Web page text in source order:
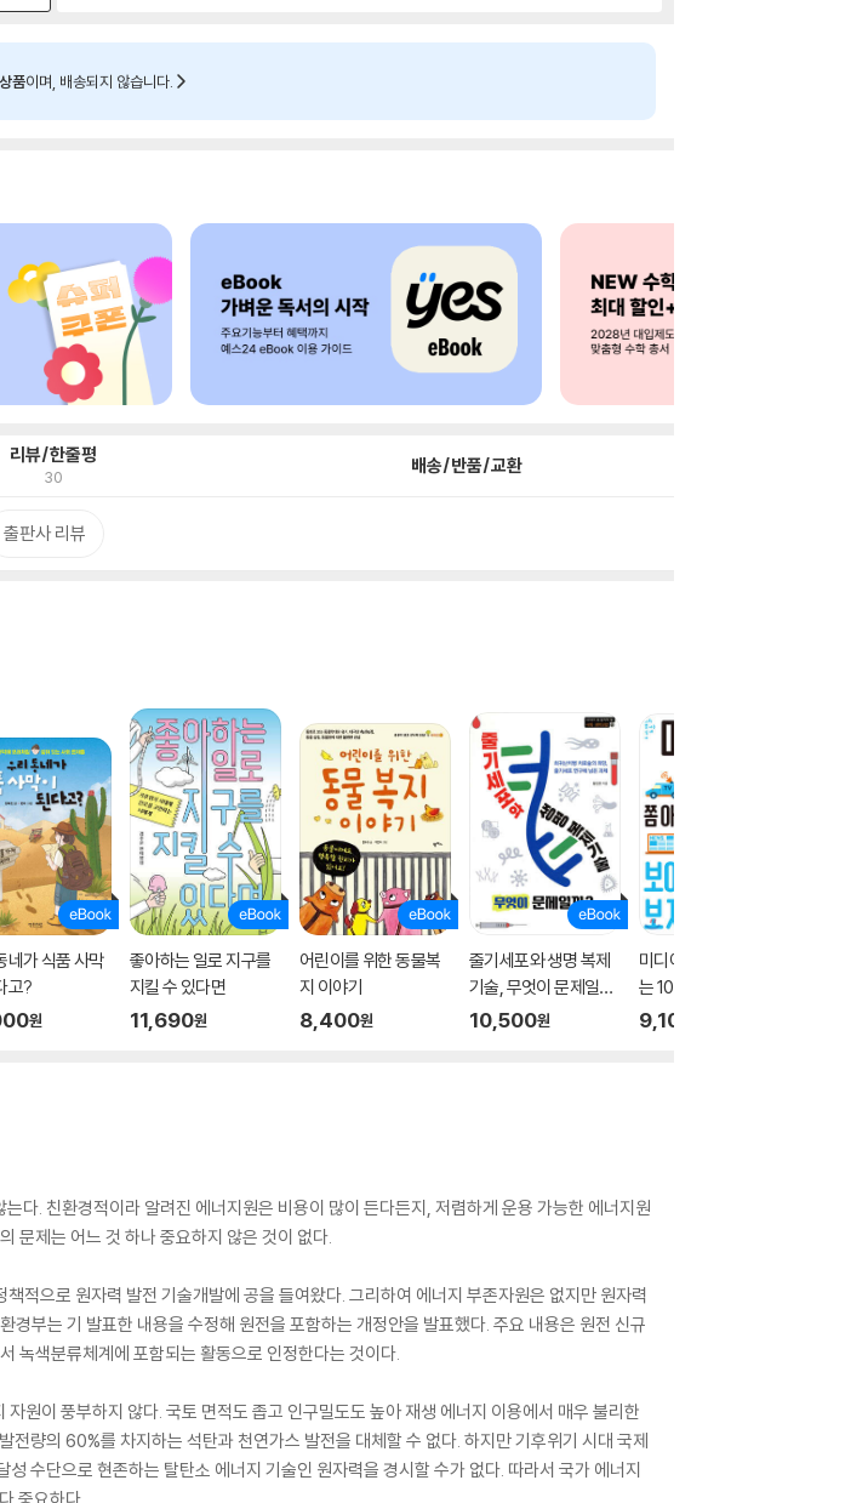
품이며, 배송되지 않습니다.
리뷰/한줄평
30 배송/반품/교환
출판사 리뷰
네가 식품 사막
고?
원
좋아하는 일로 지구를
지킬 수 있다면
11,690원
어린이를 위한 동물복
지 이야기
8,400원
줄기세포와 생명 복제
기술, 무엇이 문제일
까?
10,500원
미디어 리터러시 쫌 아
는 10대
9,100
다. 친환경적이라 알려진 에너지원은 비용이 많이 든다든지, 저렴하게 운용 가능한 에너지원
문제는 어느 것 하나 중요하지 않은 것이 없다.
적으로 원자력 발전 기술개발에 공을 들여왔다. 그리하여 에너지 부존자원은 없지만 원자력
부는 기 발표한 내용을 수정해 원전을 포함하는 개정안을 발표했다. 주요 내용은 원전 신규
녹색분류체계에 포함되는 활동으로 인정한다는 것이다.
원이 풍부하지 않다. 국토 면적도 좁고 인구밀도도 높아 재생 에너지 이용에서 매우 불리한
량의 60%를 차지하는 석탄과 천연가스 발전을 대체할 수 없다. 하지만 기후위기 시대 국제
수단으로 현존하는 탈탄소 에너지 기술인 원자력을 경시할 수가 없다. 따라서 국가 에너지